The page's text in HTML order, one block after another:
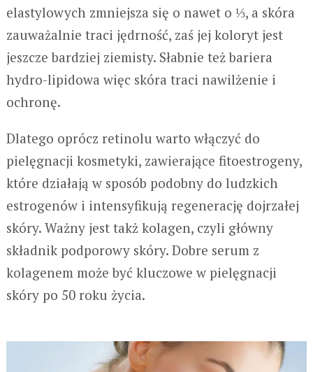
elastylowych zmniejsza się o nawet o ⅓, a skóra
zauważalnie traci jędrność, zaś jej koloryt jest
jeszcze bardziej ziemisty. Słabnie też bariera
hydro-lipidowa więc skóra traci nawilżenie i
ochronę.
Dlatego oprócz retinolu warto włączyć do
pielęgnacji kosmetyki, zawierające fitoestrogeny,
które działają w sposób podobny do ludzkich
estrogenów i intensyfikują regenerację dojrzałej
skóry. Ważny jest takż kolagen, czyli główny
składnik podporowy skóry. Dobre serum z
kolagenem może być kluczowe w pielęgnacji
skóry po 50 roku życia.